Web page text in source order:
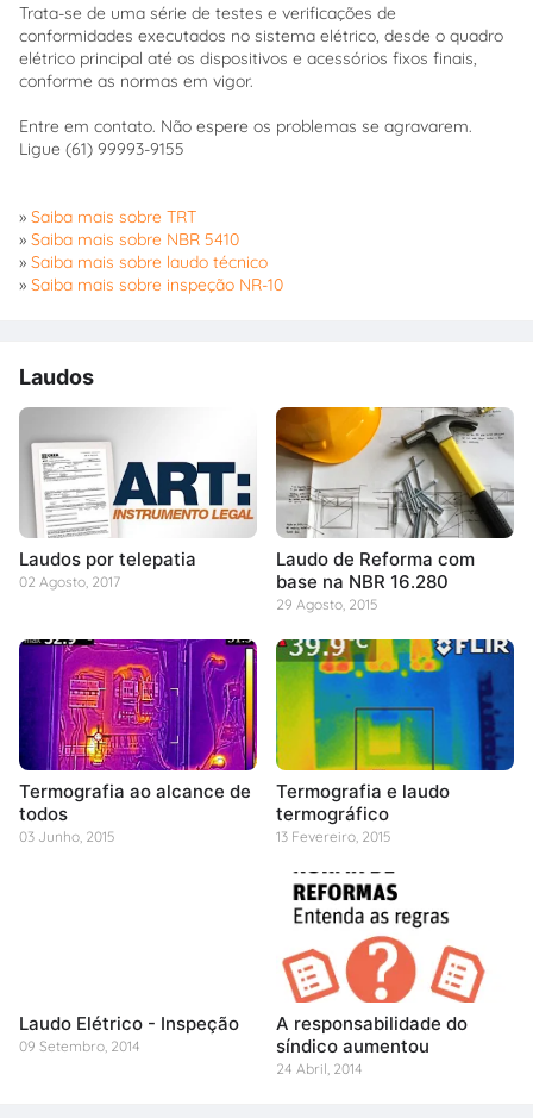
Trata-se de uma série de testes e verificações de
conformidades executados no sistema elétrico, desde o quadro
elétrico principal até os dispositivos e acessórios fixos finais,
conforme as normas em vigor.
Entre em contato. Não espere os problemas se agravarem.
Ligue (61) 99993-9155
» Saiba mais sobre TRT
» Saiba mais sobre NBR 5410
» Saiba mais sobre laudo técnico
» Saiba mais sobre inspeção NR-10
Laudos
Laudos por telepatia
02 Agosto, 2017
Laudo de Reforma com
base na NBR 16.280
29 Agosto, 2015
Termografia ao alcance de
todos
03 Junho, 2015
Termografia e laudo
termográfico
13 Fevereiro, 2015
Laudo Elétrico - Inspeção
09 Setembro, 2014
A responsabilidade do
síndico aumentou
24 Abril, 2014